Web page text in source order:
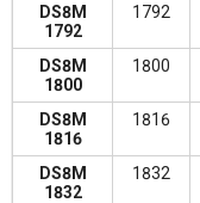
DS8M
1792
1792
DS8M
1800
1800
DS8M
1816
1816
DS8M
1832
1832